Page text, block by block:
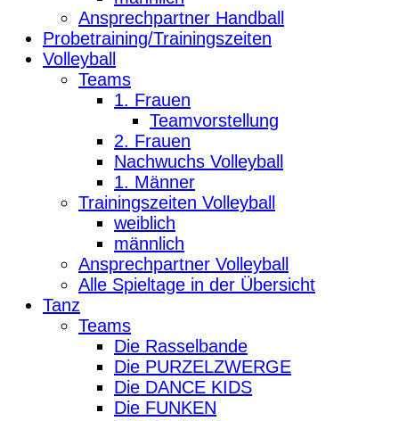
Ansprechpartner Handball
Probetraining/Trainingszeiten
Volleyball
Teams
1. Frauen
Teamvorstellung
2. Frauen
Nachwuchs Volleyball
1. Männer
Trainingszeiten Volleyball
weiblich
männlich
Ansprechpartner Volleyball
Alle Spieltage in der Übersicht
Tanz
Teams
Die Rasselbande
Die PURZELZWERGE
Die DANCE KIDS
Die FUNKEN